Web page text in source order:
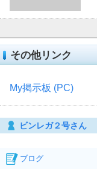
その他リンク
My掲示板 (PC)
ビンレガ２号さん
ブログ